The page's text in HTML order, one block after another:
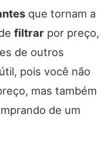
que tornam a
filtrar por preço,
de outros
pois você não
mas também
de um